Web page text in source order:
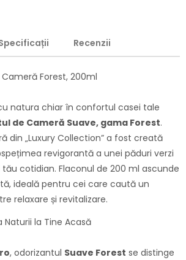
Recenzii
Forest, 200ml
natura chiar în confortul casei tale
de Cameră Suave, gama Forest.
din „Luxury Collection” a fost creată
revigorantă a unei păduri verzi
cotidian. Flaconul de 200 ml ascunde
ideală pentru cei care caută un
relaxare și revitalizare.
Naturii la Tine Acasă
, odorizantul Suave Forest se distinge